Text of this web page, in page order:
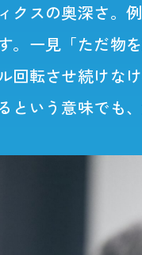
クスの奥深さ。
。一見「ただ物
回転させ続けな
という意味でも